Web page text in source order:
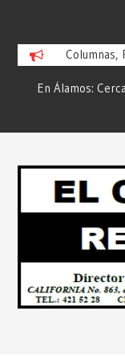
Columnas,
En Álamos:
Necesitan…